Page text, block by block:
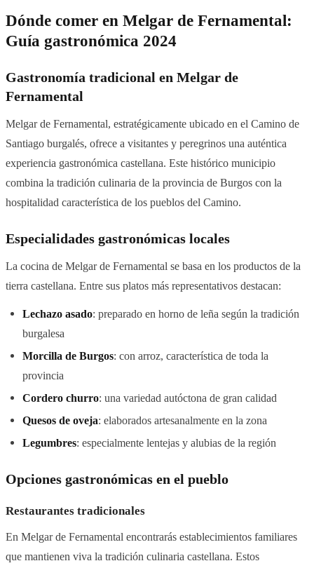
Dónde comer en Melgar de Fernamental:
Guía gastronómica 2024
Gastronomía tradicional en Melgar de
Fernamental
Melgar de Fernamental, estratégicamente ubicado en el Camino de
Santiago burgalés, ofrece a visitantes y peregrinos una auténtica
experiencia gastronómica castellana. Este histórico municipio
combina la tradición culinaria de la provincia de Burgos con la
hospitalidad característica de los pueblos del Camino.
Especialidades gastronómicas locales
La cocina de Melgar de Fernamental se basa en los productos de la
tierra castellana. Entre sus platos más representativos destacan:
Lechazo asado: preparado en horno de leña según la tradición
burgalesa
Morcilla de Burgos: con arroz, característica de toda la
provincia
Cordero churro: una variedad autóctona de gran calidad
Quesos de oveja: elaborados artesanalmente en la zona
Legumbres: especialmente lentejas y alubias de la región
Opciones gastronómicas en el pueblo
Restaurantes tradicionales
En Melgar de Fernamental encontrarás establecimientos familiares
que mantienen viva la tradición culinaria castellana. Estos